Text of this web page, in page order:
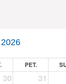
PET.
30 31